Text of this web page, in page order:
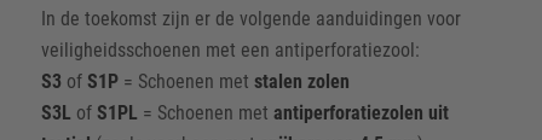
In de toekomst zijn er de volgende aanduidingen voor
veiligheidsschoenen met een antiperforatiezool:
S3 of S1P= Schoenen met stalen zolen
S3L of S1PL = Schoenen met antiperforatiezolen uit